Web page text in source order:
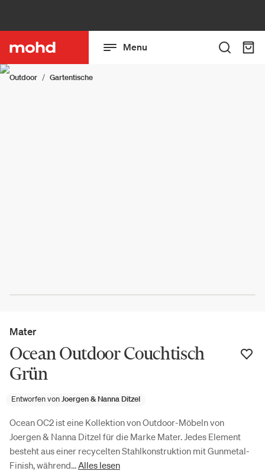
Menu
Outdoor Gartentische
Mater
Ocean Outdoor Couchtisch
Grün
Entworfen vonJoergen & Nanna Ditzel
Ocean OC2 ist eine Kollektion von Outdoor-Möbeln von
Joergen & Nanna Ditzel für die Marke Mater. Jedes Element
besteht aus einer recycelten Stahlkonstruktion mit Gunmetal-
Finish, während...Alles lesen